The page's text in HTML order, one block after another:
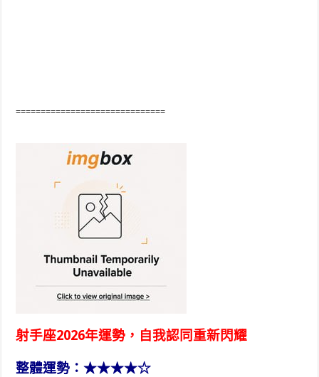
==============================
射手座2026年運勢，自我認同重新閃耀
整體運勢：★★★★☆